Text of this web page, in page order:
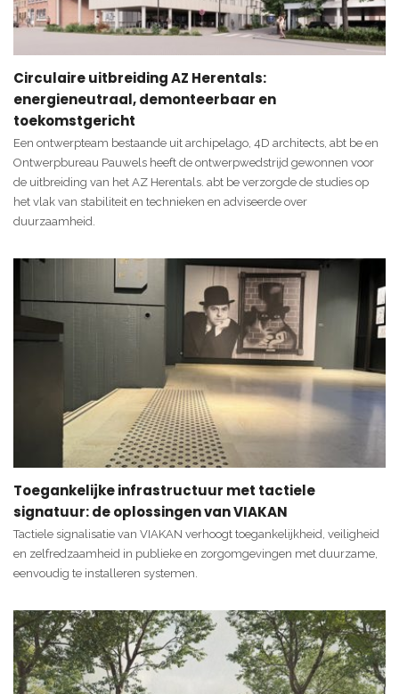
Circulaire uitbreiding AZ Herentals:
energieneutraal, demonteerbaar en
toekomstgericht
Een ontwerpteam bestaande uit archipelago, 4D architects, abt be en
Ontwerpbureau Pauwels heeft de ontwerpwedstrijd gewonnen voor
de uitbreiding van het AZ Herentals. abt be verzorgde de studies op
het vlak van stabiliteit en technieken en adviseerde over
duurzaamheid.
Toegankelijke infrastructuur met tactiele
signatuur: de oplossingen van VIAKAN
Tactiele signalisatie van VIAKAN verhoogt toegankelijkheid, veiligheid
en zelfredzaamheid in publieke en zorgomgevingen met duurzame,
eenvoudig te installeren systemen.